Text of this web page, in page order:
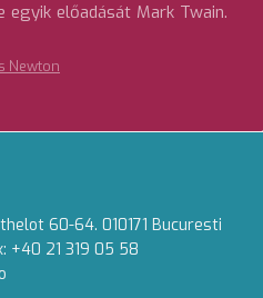
egyik előadását Mark Twain.
Newton
60-64. 010171 Bucuresti
+40 21 319 05 58